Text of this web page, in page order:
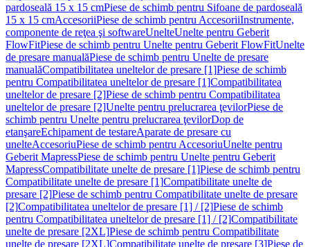
pardoseală 15 x 15 cmPiese de schimb pentru Sifoane de pardoseală
15 x 15 cmAccesoriiPiese de schimb pentru AccesoriiInstrumente,
componente de reţea şi softwareUnelteUnelte pentru Geberit
FlowFitPiese de schimb pentru Unelte pentru Geberit FlowFitUnelte
de presare manualăPiese de schimb pentru Unelte de presare
manualăCompatibilitatea uneltelor de presare [1]Piese de schimb
pentru Compatibilitatea uneltelor de presare [1]Compatibilitatea
uneltelor de presare [2]Piese de schimb pentru Compatibilitatea
uneltelor de presare [2]Unelte pentru prelucrarea ţevilorPiese de
schimb pentru Unelte pentru prelucrarea ţevilorDop de
etanşareEchipament de testareAparate de presare cu
unelteAccesoriuPiese de schimb pentru AccesoriuUnelte pentru
Geberit MapressPiese de schimb pentru Unelte pentru Geberit
MapressCompatibilitate unelte de presare [1]Piese de schimb pentru
Compatibilitate unelte de presare [1]Compatibilitate unelte de
presare [2]Piese de schimb pentru Compatibilitate unelte de presare
[2]Compatibilitatea uneltelor de presare [1] / [2]Piese de schimb
pentru Compatibilitatea uneltelor de presare [1] / [2]Compatibilitate
unelte de presare [2XL]Piese de schimb pentru Compatibilitate
unelte de presare [2XL]Compatibilitate unelte de presare [3]Piese de